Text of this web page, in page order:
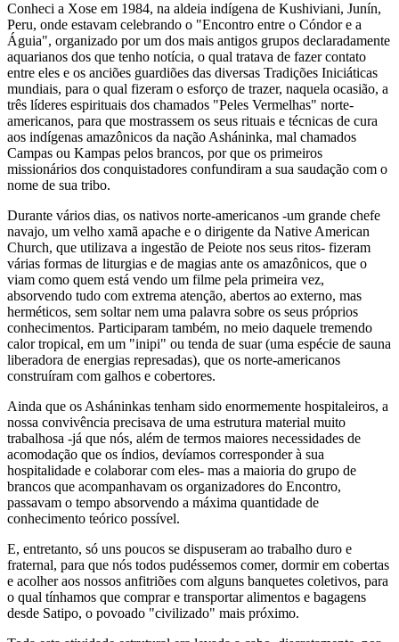
Conheci a Xose em 1984, na aldeia indígena de Kushiviani, Junín,
Peru, onde estavam celebrando o "Encontro entre o Cóndor e a
Águia", organizado por um dos mais antigos grupos declaradamente
aquarianos dos que tenho notícia, o qual tratava de fazer contato
entre eles e os anciões guardiões das diversas Tradições Iniciáticas
mundiais, para o qual fizeram o esforço de trazer, naquela ocasião, a
três líderes espirituais dos chamados "Peles Vermelhas" norte-
americanos, para que mostrassem os seus rituais e técnicas de cura
aos indígenas amazônicos da nação Asháninka, mal chamados
Campas ou Kampas pelos brancos, por que os primeiros
missionários dos conquistadores confundiram a sua saudação com o
nome de sua tribo.
Durante vários dias, os nativos norte-americanos -um grande chefe
navajo, um velho xamã apache e o dirigente da Native American
Church, que utilizava a ingestão de Peiote nos seus ritos- fizeram
várias formas de liturgias e de magias ante os amazônicos, que o
viam como quem está vendo um filme pela primeira vez,
absorvendo tudo com extrema atenção, abertos ao externo, mas
herméticos, sem soltar nem uma palavra sobre os seus próprios
conhecimentos. Participaram também, no meio daquele tremendo
calor tropical, em um "inipi" ou tenda de suar (uma espécie de sauna
liberadora de energias represadas), que os norte-americanos
construíram com galhos e cobertores.
Ainda que os Asháninkas tenham sido enormemente hospitaleiros, a
nossa convivência precisava de uma estrutura material muito
trabalhosa -já que nós, além de termos maiores necessidades de
acomodação que os índios, devíamos corresponder à sua
hospitalidade e colaborar com eles- mas a maioria do grupo de
brancos que acompanhavam os organizadores do Encontro,
passavam o tempo absorvendo a máxima quantidade de
conhecimento teórico possível.
E, entretanto, só uns poucos se dispuseram ao trabalho duro e
fraternal, para que nós todos pudéssemos comer, dormir em cobertas
e acolher aos nossos anfitriões com alguns banquetes coletivos, para
o qual tínhamos que comprar e transportar alimentos e bagagens
desde Satipo, o povoado "civilizado" mais próximo.